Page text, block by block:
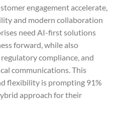
engagement accelerate,
and modern collaboration
need AI-first solutions
forward, while also
compliance, and
communications. This
flexibility is prompting 91%
approach for their